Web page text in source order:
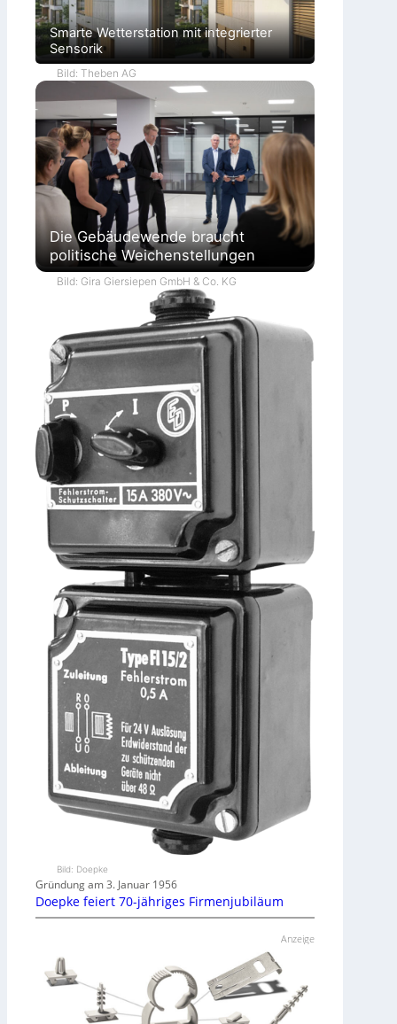
Smarte Wetterstation mit integrierter
Sensorik
Bild: Theben AG
Die Gebäudewende braucht
politische Weichenstellungen
Bild: Gira Giersiepen GmbH & Co. KG
Bild: Doepke
Gründung am 3. Januar 1956
Doepke feiert 70-jähriges Firmenjubiläum
Anzeige